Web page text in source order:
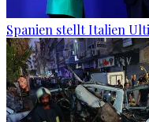
Spanien stellt Italien